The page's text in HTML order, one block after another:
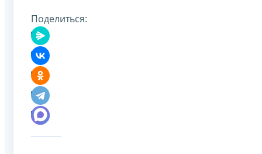
Поделиться: